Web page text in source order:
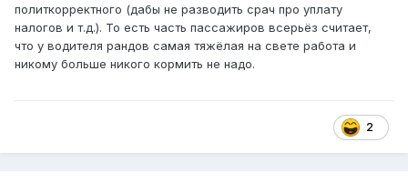
политкорректного (дабы не разводить срач про уплату
налогов и т.д.). То есть часть пассажиров всерьёз считает,
что у водителя рандов самая тяжёлая на свете работа и
никому больше никого кормить не надо.
2